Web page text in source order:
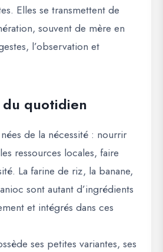
Elles se transmettent de
souvent de mère en
l’observation et
du quotidien
de la nécessité : nourrir
ressources locales, faire
La farine de riz, la banane,
sont autant d’ingrédients
et intégrés dans ces
ses petites variantes, ses